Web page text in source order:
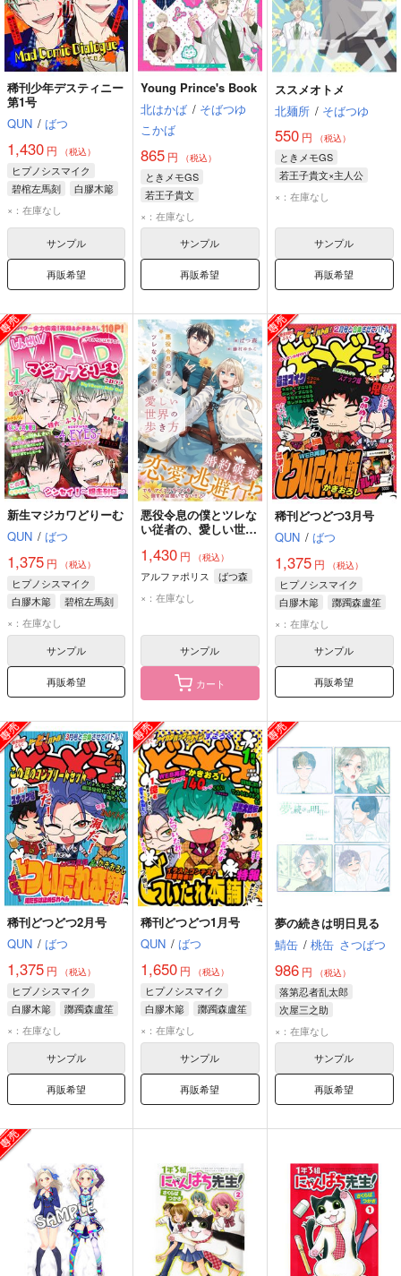
稀刊少年デスティニー
第1号
QUN / ばつ
1,430 円 （税込）
ヒプノシスマイク
碧棺左馬刻
白膠木簓
×：在庫なし
サンプル
再販希望
Young Prince's Book
北はかば / そばつゆ
こかば
865 円 （税込）
ときメモGS
若王子貴文
×：在庫なし
サンプル
再販希望
ススメオトメ
北麺所 / そばつゆ
550円 （税込）
ときメモGS
若王子貴文×主人公
若王子貴文
×：在庫なし
サンプル
再販希望
新生マジカワどりーむ
QUN / ばつ
1,375 円 （税込）
ヒプノシスマイク
白膠木簓
碧棺左馬刻
山田一郎
×：在庫なし
サンプル
再販希望
悪役令息の僕とツレな
い従者の、愛しい世界
1,430 円 （税込）
アルファポリス
ばつ森
×：在庫なし
サンプル
カート
稀刊どつどつ3月号
QUN / ばつ
1,375円 （税込）
ヒプノシスマイク
白膠木簓
躑躅森盧笙
天谷奴零
×：在庫なし
サンプル
再販希望
稀刊どつどつ2月号
QUN / ばつ
1,375 円 （税込）
ヒプノシスマイク
白膠木簓
躑躅森盧笙
天谷奴零
×：在庫なし
サンプル
再販希望
稀刊どつどつ1月号
QUN / ばつ
1,650 円 （税込）
ヒプノシスマイク
白膠木簓
躑躅森盧笙
天谷奴零
×：在庫なし
サンプル
再販希望
夢の続きは明日見る
鯖缶 / 桃缶 さつばつ
986円 （税込）
落第忍者乱太郎
次屋三之助
綾部喜八郎
×：在庫なし
サンプル
再販希望